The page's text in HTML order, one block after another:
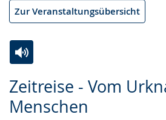
Zur Veranstaltungsübersicht
Zeitreise - Vom
Menschen
Leichten
Sprache
Audio-
Unterstützung.
Video
in